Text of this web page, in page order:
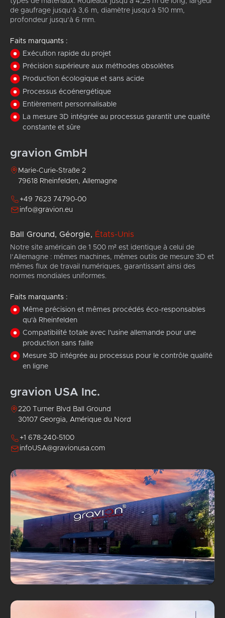
de gaufrage jusqu’à 3,6 m, diamètre jusqu’à 510 mm,
profondeur jusqu’à 6 mm.
Faits marquants :
Exécution rapide du projet
Précision supérieure aux méthodes obsolètes
Production écologique et sans acide
Processus écoénergétique
Entièrement personnalisable
La mesure 3D intégrée au processus garantit une qualité
constante et sûre
gravion GmbH
Marie-Curie-Straße 2
79618 Rheinfelden, Allemagne
+49 7623 74790-00
info@gravion.eu
Ball Ground, Géorgie, États-Unis
Notre site américain de 1 500 m² est identique à celui de
l’Allemagne : mêmes machines, mêmes outils de mesure 3D et
mêmes flux de travail numériques, garantissant ainsi des
normes mondiales uniformes.
Faits marquants :
Même précision et mêmes procédés éco-responsables
qu'à Rheinfelden
Compatibilité totale avec l'usine allemande pour une
production sans faille
Mesure 3D intégrée au processus pour le contrôle qualité
en ligne
gravion USA Inc.
220 Turner Blvd Ball Ground
30107 Georgia, Amérique du Nord
+1 678-240-5100
infoUSA@gravionusa.com